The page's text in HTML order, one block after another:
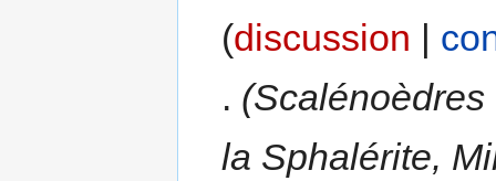
(discussion |
.
la Sphalérite,